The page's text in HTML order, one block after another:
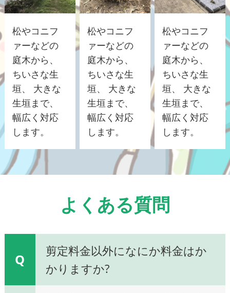
松やコニフ
ァーなどの
庭木から、
ちいさな生
垣、 大きな
生垣まで、
幅広く対応
します。
松やコニフ
ァーなどの
庭木から、
ちいさな生
垣、 大きな
生垣まで、
幅広く対応
します。
松やコニフ
ァーなどの
庭木から、
ちいさな生
垣、 大きな
生垣まで、
幅広く対応
します。
よくある質問
Q
剪定料金以外になにか料金はか
かりますか?